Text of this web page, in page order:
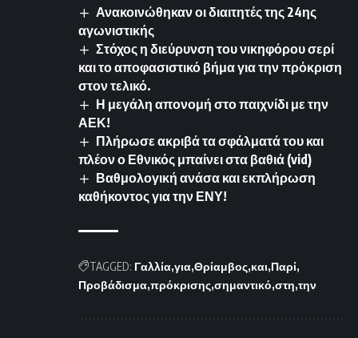
Ανακοινώθηκαν οι διαιτητές της 24ης
αγωνιστικής
Στόχος η διεύρυνση του νικηφόρου σερί
και το αποφασιστικό βήμα για την πρόκριση
στον τελικό.
Η μεγάλη απονομή στο παιχνίδι με την
ΑΕΚ!
Πλήρωσε ακριβά τα σφάλματά του και
πλέον ο Εθνικός μπαίνει στα βαθιά (vid)
Βαθμολογική ανάσα και εκπλήρωση
καθήκοντος για την ΕΝΥ!
TAGGED: Γαλλία για Θρίαμβος και Παρί
Προβάδισμα πρόκρισης σημαντικό στη την